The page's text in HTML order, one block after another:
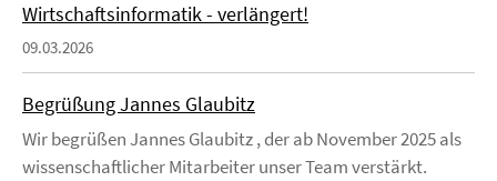
Wirtschaftsinformatik - verlängert!
09.03.2026
Begrüßung Jannes Glaubitz
Wir begrüßen Jannes Glaubitz , der ab November 2025 als
wissenschaftlicher Mitarbeiter unser Team verstärkt.